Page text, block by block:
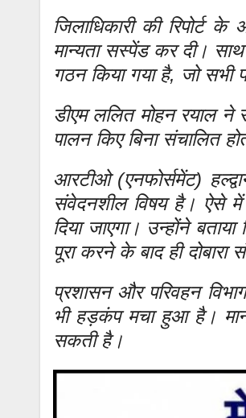
जिलाधिकारी की
मान्यता सस्पेंड कर दी।
गठन किया गया है, जो
डीएम ललित मोहन रयाल ने
पालन किए बिना संचालित
आरटीओ (एनफोर्समेंट)
संवेदनशील विषय है। ऐसे में
दिया जाएगा। उन्होंने
पूरा करने के बाद ही
प्रशासन और परिवहन
भी हड़कंप मचा हुआ है।
सकती है।